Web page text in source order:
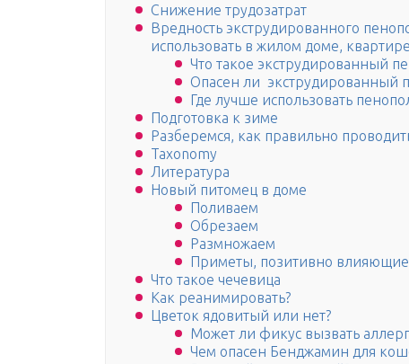
Снижение трудозатрат
Вредность экструдированного
использовать в жилом доме,
Что такое экструдированный
Опасен ли экструдированный
Где лучше использовать
Подготовка к зиме
Разберемся, как правильно
Taxonomy
Литература
Новый питомец в доме
Поливаем
Обрезаем
Размножаем
Приметы, позитивно
Что такое чечевица
Как реанимировать?
Цветок ядовитый или нет?
Может ли фикус вызвать
Чем опасен Бенджамин для